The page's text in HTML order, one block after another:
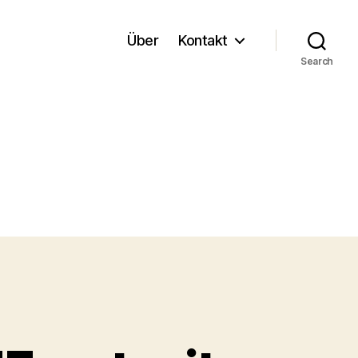
Über Kontakt
Search